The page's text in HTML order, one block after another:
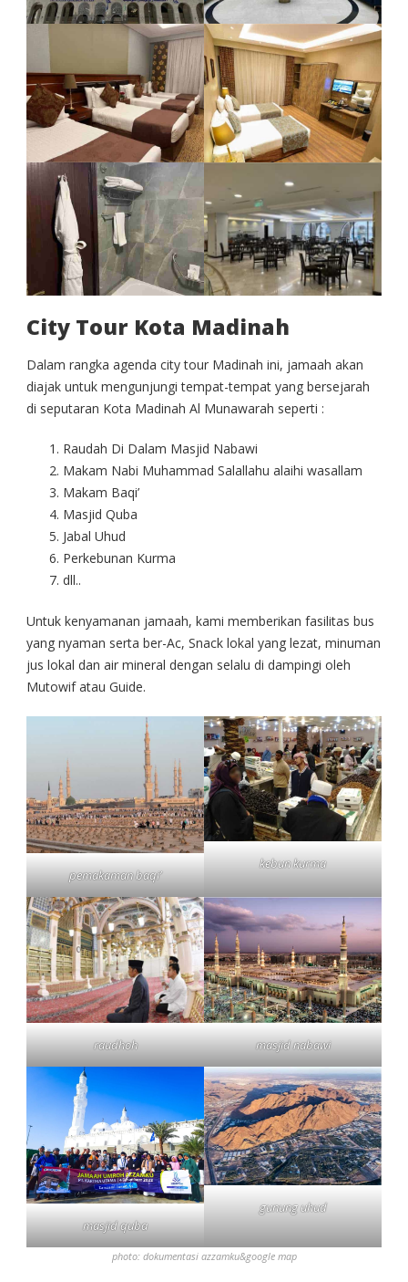
City Tour Kota Madinah
Dalam rangka agenda city tour Madinah ini, jamaah akan
diajak untuk mengunjungi tempat-tempat yang bersejarah
di seputaran Kota Madinah Al Munawarah seperti :
Raudah Di Dalam Masjid Nabawi
Makam Nabi Muhammad Salallahu alaihi wasallam
Makam Baqi’
Masjid Quba
Jabal Uhud
Perkebunan Kurma
dll..
Untuk kenyamanan jamaah, kami memberikan fasilitas bus
yang nyaman serta ber-Ac, Snack lokal yang lezat, minuman
jus lokal dan air mineral dengan selalu di dampingi oleh
Mutowif atau Guide.
pemakaman baqi’
kebun kurma
raudhoh masjid nabawi
masjid quba
gunung uhud
photo: dokumentasi azzamku&google map